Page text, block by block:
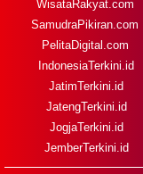
WisataRakyat.com
SamudraPikiran.com
PelitaDigital.com
IndonesiaTerkini.id
JatimTerkini.id
JatengTerkini.id
JogjaTerkini.id
JemberTerkini.id